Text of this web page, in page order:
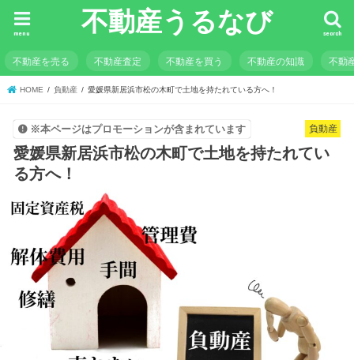
不動産うるなび search
menu
不動産を売る 不動産査定 不動産を買う 不動産の知識 不動
HOME 負動産 愛媛県新居浜市松の木町で土地を持たれている方へ！
負動産
※本ページはプロモーションが含まれています
愛媛県新居浜市松の木町で土地を持たれてい
る方へ！